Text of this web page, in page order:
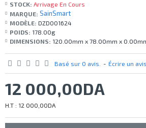
STOCK: Arrivage En Cours
MARQUE: SainSmart
MODÈLE: DZD001624
POIDS: 178.00g
DIMENSIONS: 120.00mm x 78.00mm x
Basé sur 0 avis. - Écrire un avis
12 000,00DA
H.T : 12 000,00DA